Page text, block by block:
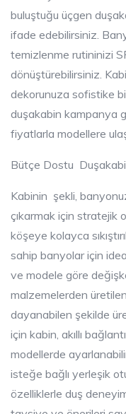
buluştuğu üçgen
ifade edebilirsiniz.
temizlenme rutininizi
dönüştürebilirsiniz.
dekorunuza sofistike
duşakabin kampanya
fiyatlarla modellere
Bütçe Dostu
Kabinin şekli,
çıkarmak için stratejik
köşeye kolayca
sahip banyolar için
ve modele göre
malzemelerden
dayanabilen şekilde
için kabin, akıllı
modellerde
isteğe bağlı yerleşik
özelliklerle duş